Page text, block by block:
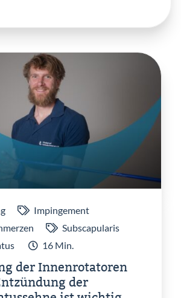
Impingement
Subscapularis
16 Min.
der Innenrotatoren
der